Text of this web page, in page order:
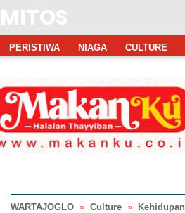
MITOS
PERISTIWA NIAGA CULTURE
WARTAJOGLO » Culture » Kehidupan